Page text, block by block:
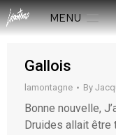
MENU
Gallois
lamontagne By
Bonne nouvelle,
Druides allait être